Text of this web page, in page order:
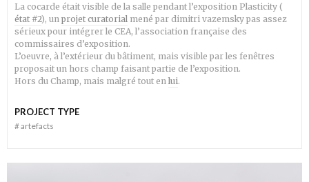
La cocarde était visible de la salle pendant l’exposition Plasticity (
état #2), un projet curatorial mené par dimitri vazemsky pas assez
sérieux pour intégrer le CEA, l’association française des
commissaires d’exposition.
L’oeuvre, à l’extérieur du bâtiment, mais visible par les fenêtres
proposait un hors champ faisant partie de l’exposition.
Hors du Champ, mais malgré tout en lui.
PROJECT TYPE
#artefacts